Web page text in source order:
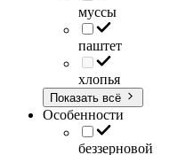
муссы
паштет
хлопья
Показать всё
Особенности
беззерновой